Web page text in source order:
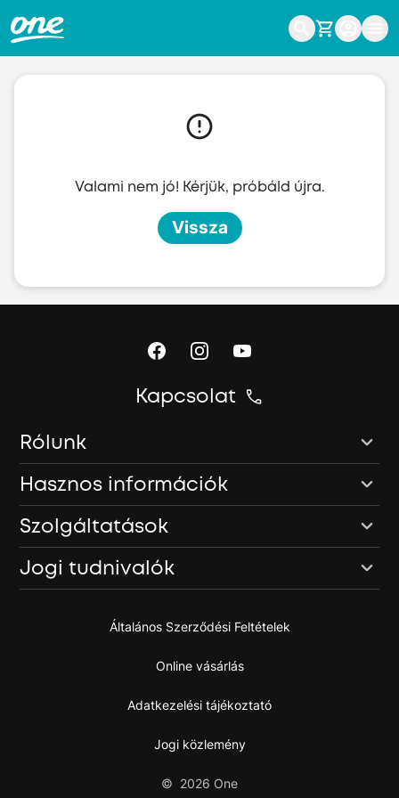
Valami nem jó! Kérjük, próbáld újra.
Vissza
Kapcsolat
Rólunk
Hasznos információk
Szolgáltatások
Jogi tudnivalók
Általános Szerződési Feltételek
Online vásárlás
Adatkezelési tájékoztató
Jogi közlemény
© 2026 One